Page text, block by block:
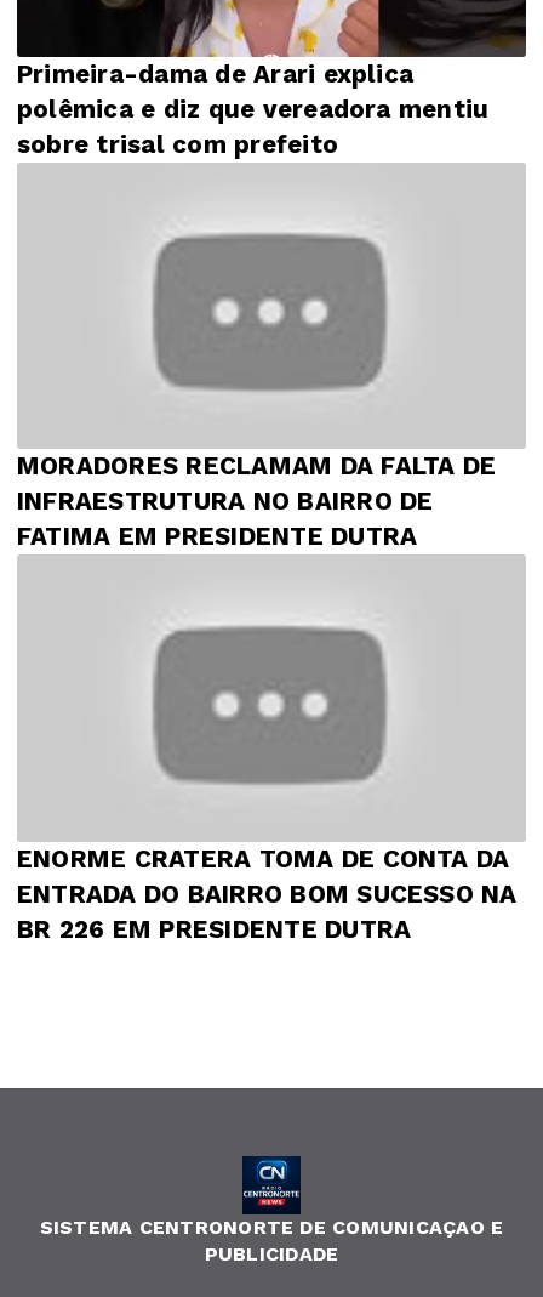
Primeira-dama de Arari explica
polêmica e diz que vereadora mentiu
sobre trisal com prefeito
MORADORES RECLAMAM DA FALTA DE
INFRAESTRUTURA NO BAIRRO DE
FATIMA EM PRESIDENTE DUTRA
ENORME CRATERA TOMA DE CONTA DA
ENTRADA DO BAIRRO BOM SUCESSO NA
BR 226 EM PRESIDENTE DUTRA
SISTEMA CENTRONORTE DE COMUNICAÇAO E
PUBLICIDADE